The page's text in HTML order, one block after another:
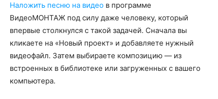
Наложить песню на видео в программе
ВидеоМОНТАЖ под силу даже человеку, который
впервые столкнулся с такой задачей. Сначала вы
кликаете на «Новый проект» и добавляете нужный
видеофайл. Затем выбираете композицию — из
встроенных в библиотеке или загруженных с вашего
компьютера.